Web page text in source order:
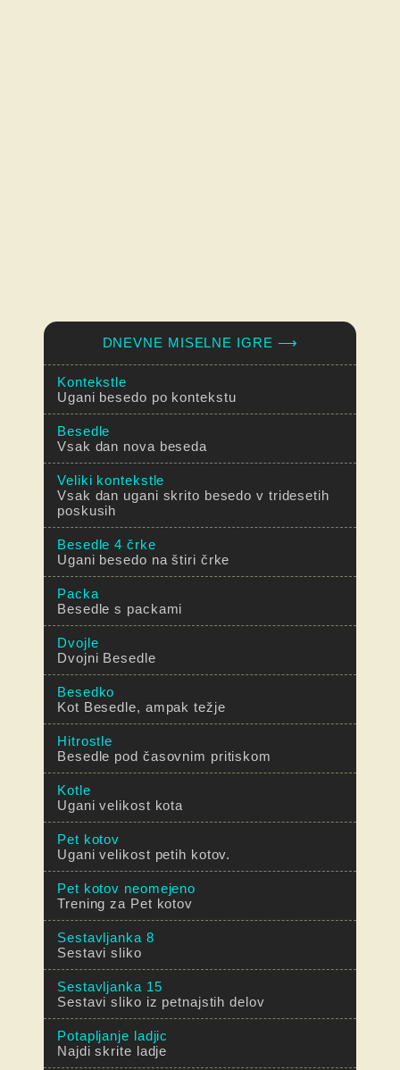
DNEVNE MISELNE IGRE ⟶
Kontekstle
Ugani besedo po kontekstu
Besedle
Vsak dan nova beseda
Veliki kontekstle
Vsak dan ugani skrito besedo v tridesetih
poskusih
Besedle 4 črke
Ugani besedo na štiri črke
Packa
Besedle s packami
Dvojle
Dvojni Besedle
Besedko
Kot Besedle, ampak težje
Hitrostle
Besedle pod časovnim pritiskom
Kotle
Ugani velikost kota
Pet kotov
Ugani velikost petih kotov.
Pet kotov neomejeno
Trening za Pet kotov
Sestavljanka 8
Sestavi sliko
Sestavljanka 15
Sestavi sliko iz petnajstih delov
Potapljanje ladjic
Najdi skrite ladje